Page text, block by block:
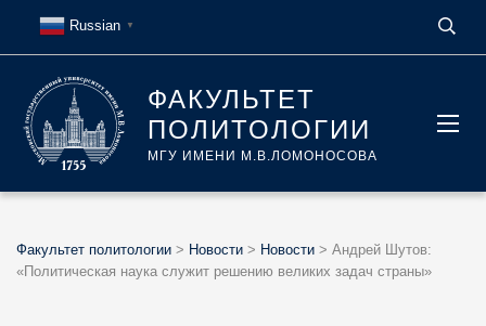
ФАКУЛЬТЕТ
ПОЛИТОЛОГИИ
МГУ ИМЕНИ М.В.ЛОМОНОСОВА
Факультет политологии > Новости > Новости > Андрей Шутов:
«Политическая наука служит решению великих задач страны»
Russian ▼